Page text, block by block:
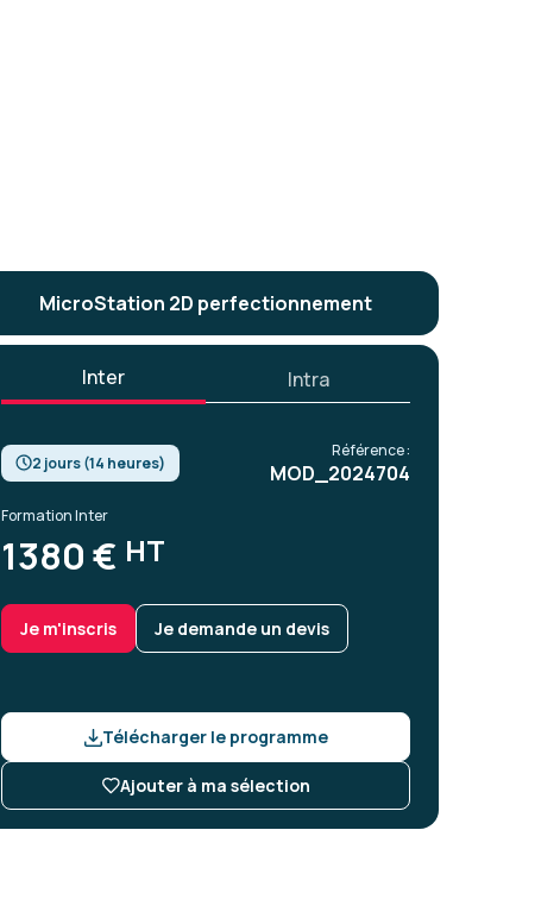
MicroStation 2D perfectionnement
Inter Intra
2 jours (14 heures)
Référence :
MOD_2024704
Formation Inter
1380 € HT
Je m'inscris Je demande un devis
Télécharger le programme
Ajouter à ma sélection